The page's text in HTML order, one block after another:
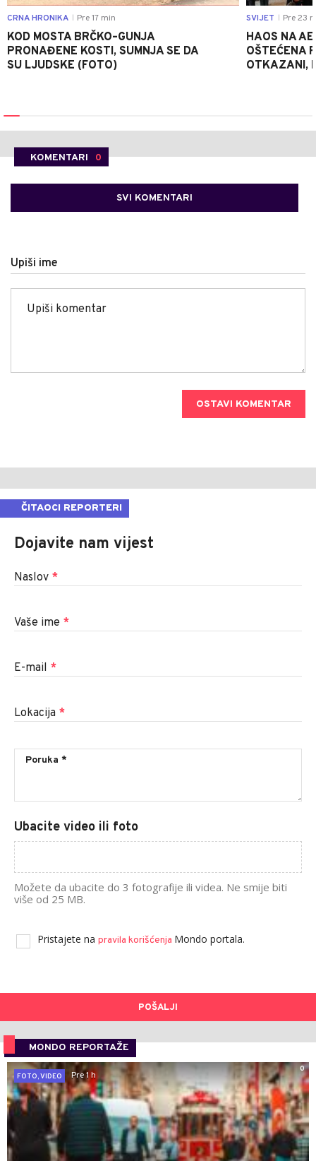
CRNA HRONIKA Pre 17 min
KOD MOSTA BRČKO–GUNJA
PRONAĐENE KOSTI, SUMNJA SE DA
SU LJUDSKE (FOTO)
SVIJET Pre 23
HAOS NA
OŠTEĆENA
OTKAZANI,
KOMENTARI 0
SVI KOMENTARI
Upiši ime
OSTAVI KOMENTAR
ČITAOCI REPORTERI
Dojavite nam vijest
Naslov *
Vaše ime *
E-mail *
Lokacija *
Ubacite video ili foto
Možete da ubacite do 3 fotografije ili videa. Ne smije biti
više od 25 MB.
Pristajete na pravila korišćenja Mondo portala.
POŠALJI
MONDO REPORTAŽE
0
FOTO, VIDEO
Pre 1 h